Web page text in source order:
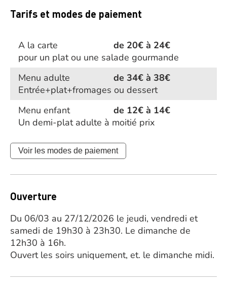
Tarifs et modes de paiement
A la carte
de 20€ à 24€
pour un plat ou une salade gourmande
Menu adulte
de 34€ à 38€
Entrée+plat+fromages ou dessert
Menu enfant
de 12€ à 14€
Un demi-plat adulte à moitié prix
Voir les modes de paiement
Ouverture
Du 06/03 au 27/12/2026 le jeudi, vendredi et
samedi de 19h30 à 23h30. Le dimanche de
12h30 à 16h.
Ouvert les soirs uniquement, et. le dimanche midi.